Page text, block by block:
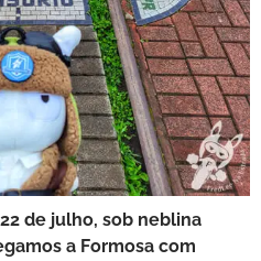
de julho, sob neblina
a Formosa com